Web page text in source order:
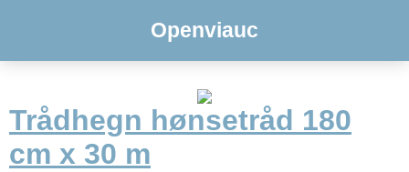
Openviauc
Trådhegn hønsetråd 180
cm x 30 m